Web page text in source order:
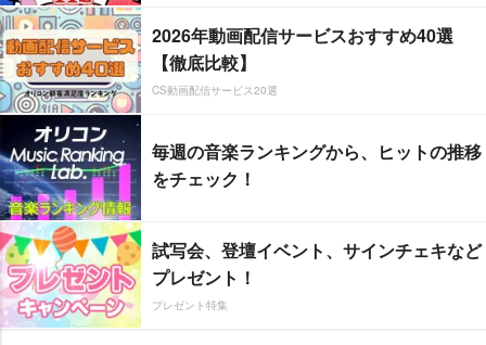
2026年動画配信サービスおすすめ40選
【徹底比較】
CS動画配信サービス20選
毎週の音楽ランキングから、ヒットの推移
をチェック！
試写会、登壇イベント、サインチェキなど
プレゼント！
プレゼント特集